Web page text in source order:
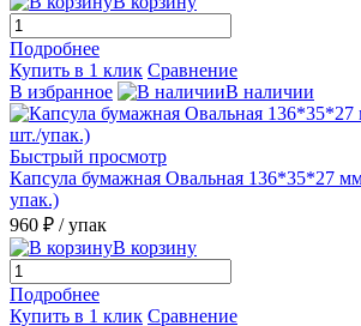
Подробнее
Купить в 1 клик Сравнение
В избранное
В наличии
Быстрый просмотр
Капсула бумажная Овальная 136*35*27
упак.)
960 ₽ / упак
В корзину
Подробнее
Купить в 1 клик Сравнение